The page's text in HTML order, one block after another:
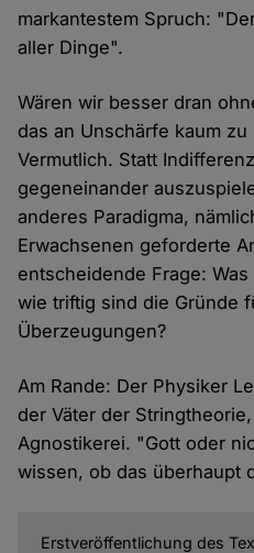
markantestem Spruch:
aller Dinge".
Wären wir besser dran
das an Unschärfe kaum
Vermutlich. Statt
gegeneinander
anderes Paradigma,
Erwachsenen geforderte
entscheidende Frage:
wie triftig sind die Gründe
Überzeugungen?
Am Rande: Der Physiker
der Väter der
Agnostikerei. "Gott oder
wissen, ob das überhaupt
Erstveröffentlichung des